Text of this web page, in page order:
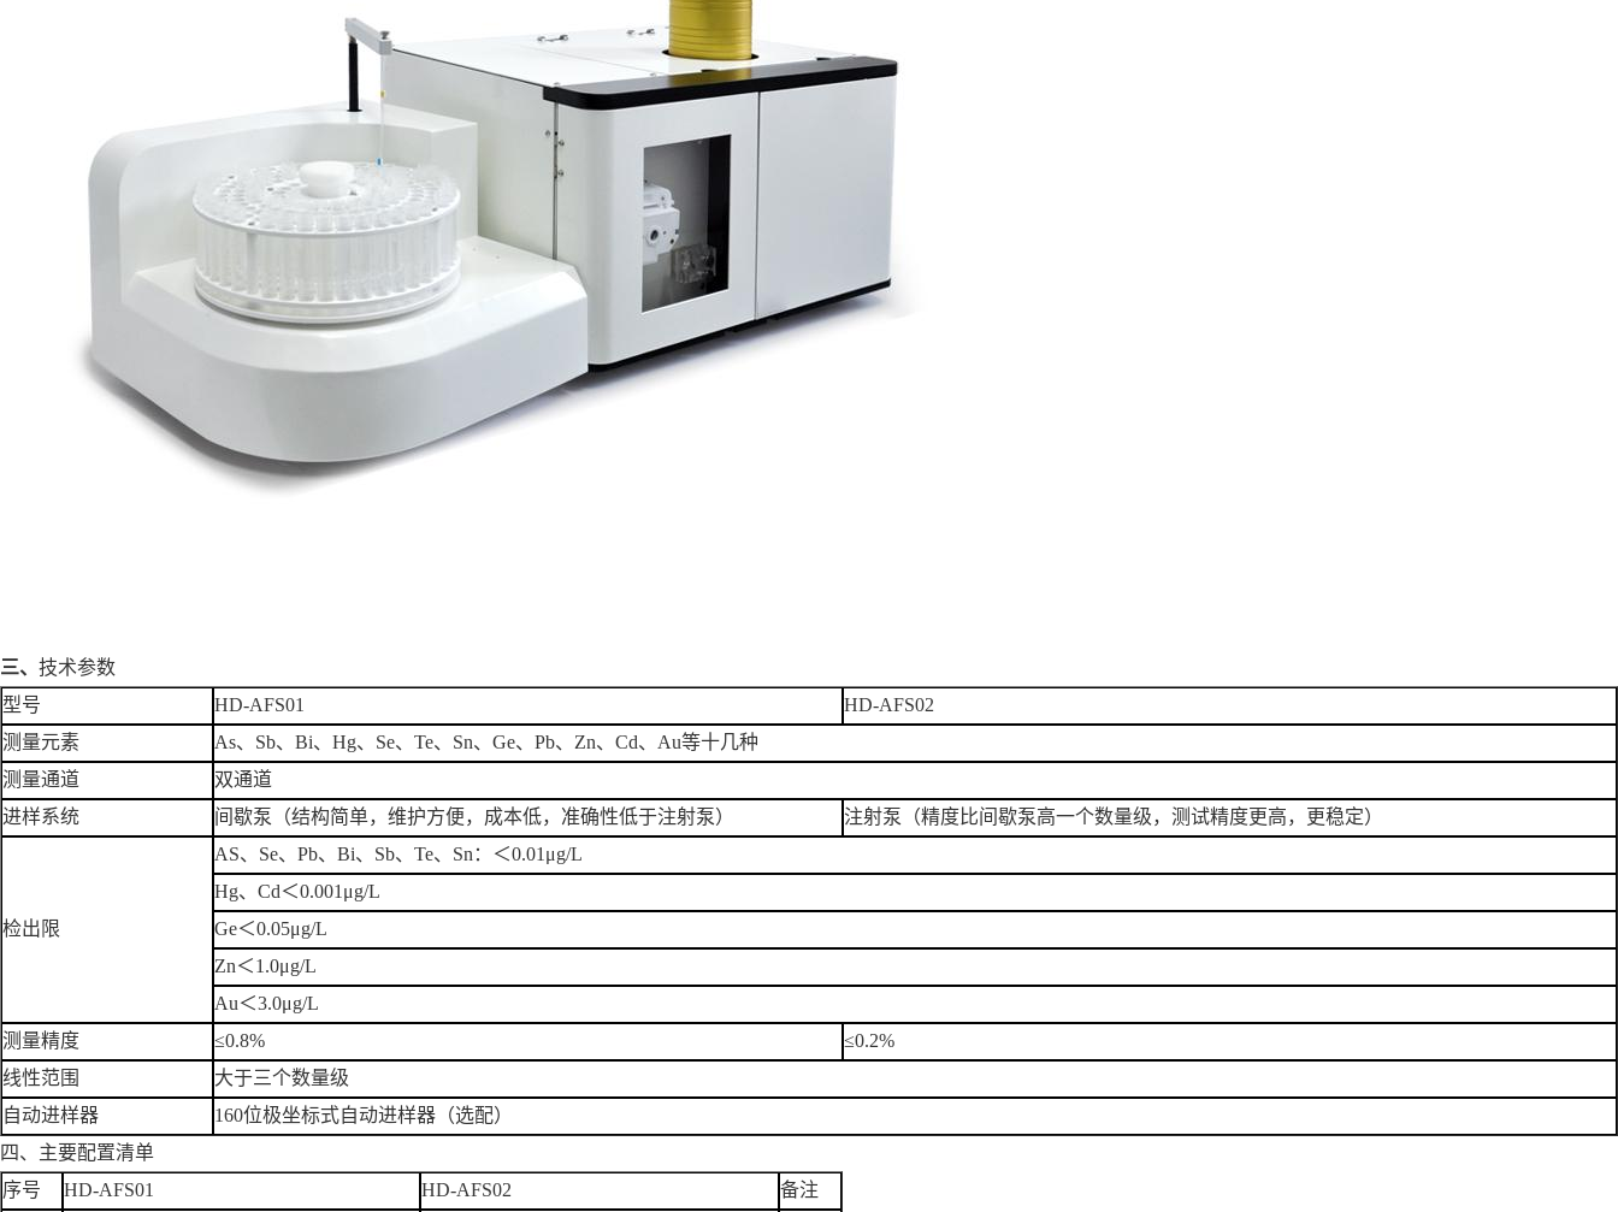
三、 技术参数
型号
HD-AFS01
HD-AFS02
测量元素
As、Sb、Bi、Hg、Se、Te、Sn、Ge、Pb、Zn、Cd、Au等十几种
测量通道
双通道
进样系统
间歇泵（结构简单，维护方便，成本低，准确性低于注射泵） 注射泵（精度比间歇泵高一个数量级，测试精度更高，更稳定）
检出限
AS、Se、Pb、Bi、Sb、Te、Sn：＜0.01μg/L
Hg、Cd＜0.001μg/L
Ge＜0.05μg/L
Zn＜1.0μg/L
Au＜3.0μg/L
测量精度
≤0.8%
≤0.2%
线性范围
大于三个数量级
自动进样器
160位极坐标式自动进样器（选配）
四、主要配置清单
序号
HD-AFS01 HD-AFS02 备注